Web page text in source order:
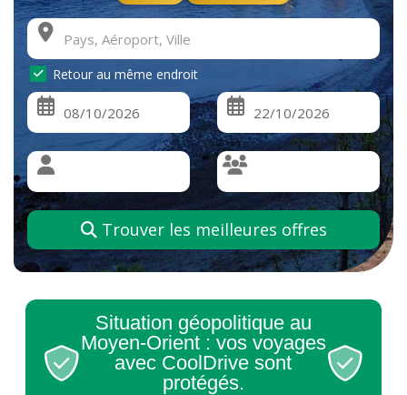
Retour au même endroit
Trouver les meilleures offres
Situation géopolitique au
Moyen-Orient : vos voyages
avec CoolDrive sont
protégés.